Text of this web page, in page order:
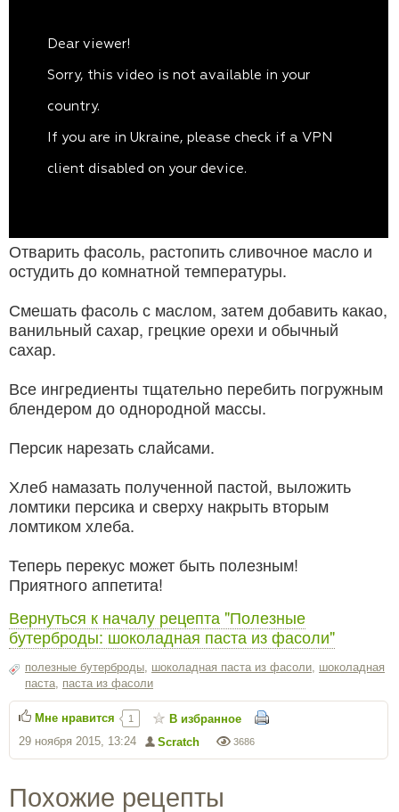
Отварить фасоль, растопить сливочное масло и
остудить до комнатной температуры.
Смешать фасоль с маслом, затем добавить какао,
ванильный сахар, грецкие орехи и обычный
сахар.
Все ингредиенты тщательно перебить погружным
блендером до однородной массы.
Персик нарезать слайсами.
Хлеб намазать полученной пастой, выложить
ломтики персика и сверху накрыть вторым
ломтиком хлеба.
Теперь перекус может быть полезным!
Приятного аппетита!
Вернуться к началу рецепта "Полезные
бутерброды: шоколадная паста из фасоли"
полезные бутерброды, шоколадная паста из фасоли, шоколадная
паста, паста из фасоли
3686
Scratch
29 ноября 2015, 13:24
Мне нравится 1 В избранное
Похожие рецепты